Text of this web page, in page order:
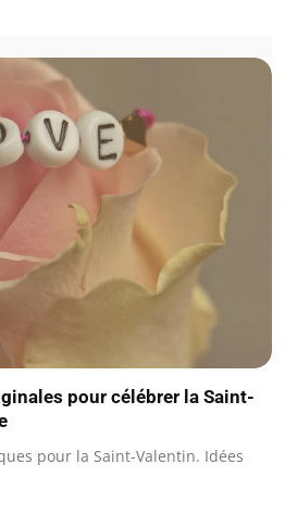
pour célébrer la Saint-
pour la Saint-Valentin. Idées